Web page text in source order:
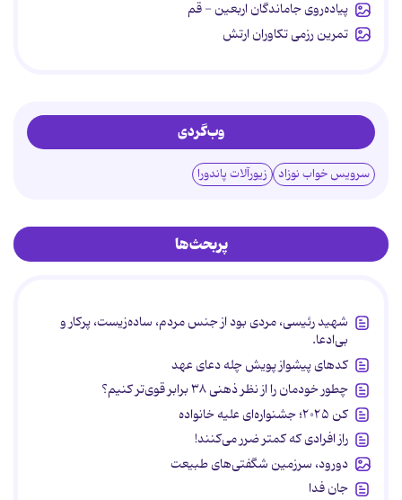
پیاده‌روی جاماندگان اربعین - قم
تمرین رزمی تکاوران ارتش
وب‌گردی
سرویس خواب نوزاد زیورآلات پاندورا
پربحث‌ها
شهید رئیسی، مردی بود از جنس مردم، ساده‌زیست، پرکار و
بی‌ادعا.
کدهای پیشواز پویش چله دعای عهد
چطور خودمان را از نظر ذهنی ۳۸ برابر قوی‌تر کنیم؟
کن ۲۰۲۵؛ جشنواره‌ای علیه خانواده
راز افرادی که کمتر ضرر می‌کنند!
دورود، سرزمین شگفتی‌های طبیعت
جان فدا